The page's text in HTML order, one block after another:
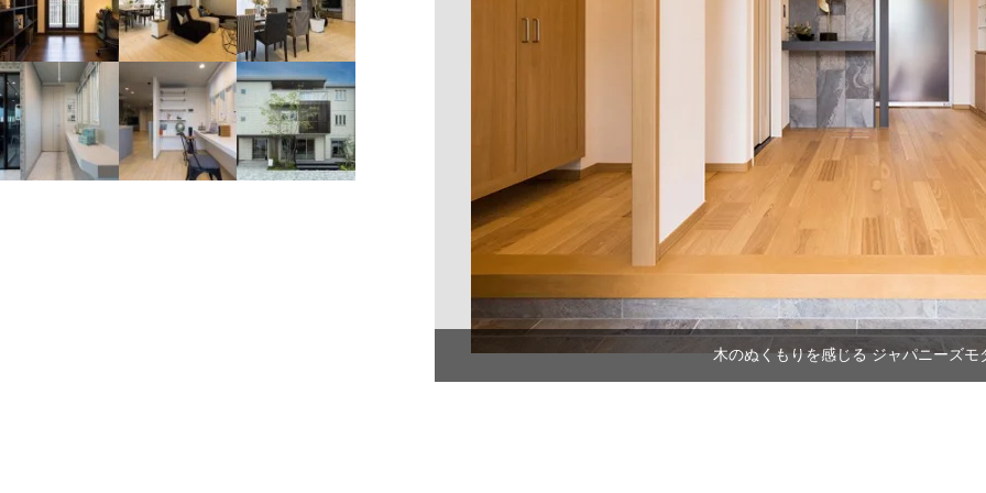
木のぬくもりを感じる ジャパニーズモ